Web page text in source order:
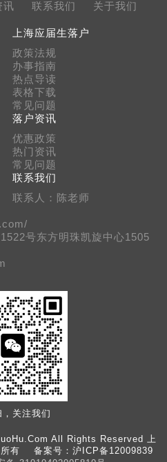
讯 联系我们 关于我们
上海应届生落户
政策法规
办事指南
热点导读
表格下载
常见问题
落户资讯
优惠政策
热门资讯
常见问题
联系我们
联系人：陈老师
号东方明珠凯旋中心1505
，关注我们
All Rights Reserved 上
所有 备案号： 沪ICP备12009839